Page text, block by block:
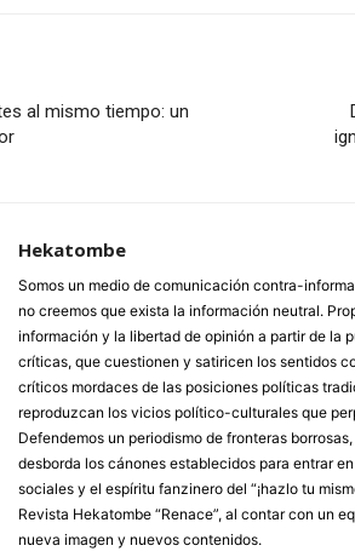
al mismo tiempo: un
Hekatombe
Somos un medio de comunicación contra-
no creemos que exista la información neutral.
información y la libertad de opinión a partir de la
críticas, que cuestionen y satiricen los sentidos
críticos mordaces de las posiciones políticas
reproduzcan los vicios político-culturales que
Defendemos un periodismo de fronteras
desborda los cánones establecidos para entrar
sociales y el espíritu fanzinero del “¡hazlo tu
Revista Hekatombe “Renace”, al contar con un
nueva imagen y nuevos contenidos.